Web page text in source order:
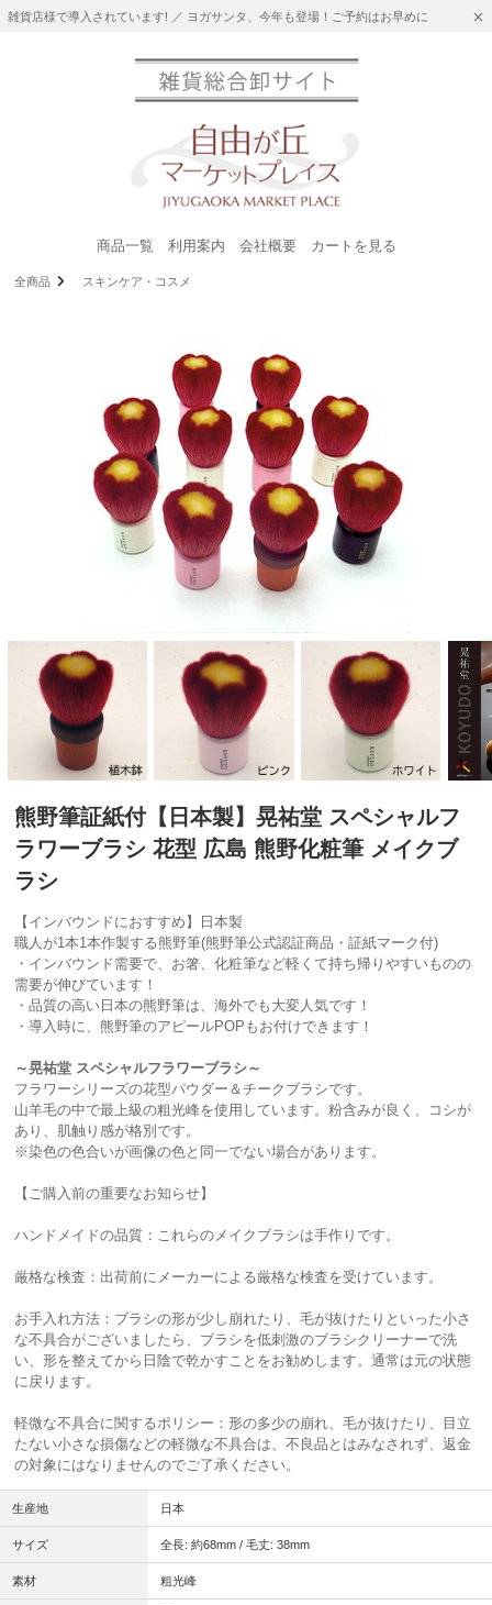
雑貨店様で導入されています! ／ ヨガサンタ、今年も登場！ご予約はお早めに
商品一覧 利用案内 会社概要 カートを見る
全商品 スキンケア・コスメ
熊野筆証紙付【日本製】晃祐堂 スペシャルフ
ラワーブラシ 花型 広島 熊野化粧筆 メイクブ
ラシ
【インバウンドにおすすめ】日本製
職人が1本1本作製する熊野筆(熊野筆公式認証商品・証紙マーク付)
・インバウンド需要で、お箸、化粧筆など軽くて持ち帰りやすいものの
需要が伸びています！
・品質の高い日本の熊野筆は、海外でも大変人気です！
・導入時に、熊野筆のアピールPOPもお付けできます！
～晃祐堂 スペシャルフラワーブラシ～
フラワーシリーズの花型パウダー＆チークブラシです。
山羊毛の中で最上級の粗光峰を使用しています。粉含みが良く、コシが
あり、肌触り感が格別です。
※染色の色合いが画像の色と同一でない場合があります。
【ご購入前の重要なお知らせ】
ハンドメイドの品質：これらのメイクブラシは手作りです。
厳格な検査：出荷前にメーカーによる厳格な検査を受けています。
お手入れ方法：ブラシの形が少し崩れたり、毛が抜けたりといった小さ
な不具合がございましたら、ブラシを低刺激のブラシクリーナーで洗
い、形を整えてから日陰で乾かすことをお勧めします。通常は元の状態
に戻ります。
軽微な不具合に関するポリシー：形の多少の崩れ、毛が抜けたり、目立
たない小さな損傷などの軽微な不具合は、不良品とはみなされず、返金
の対象にはなりませんのでご了承ください。
生産地 日本
サイズ 全長: 約68mm / 毛丈: 38mm
素材 粗光峰